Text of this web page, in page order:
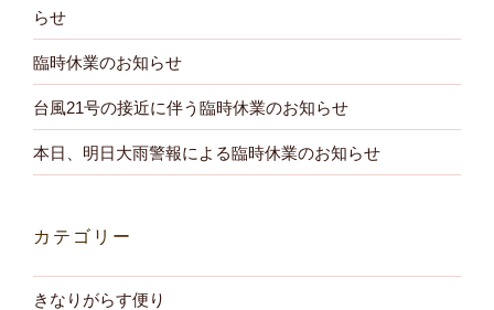
らせ
臨時休業のお知らせ
台風21号の接近に伴う臨時休業のお知らせ
本日、明日大雨警報による臨時休業のお知らせ
カテゴリー
きなりがらす便り